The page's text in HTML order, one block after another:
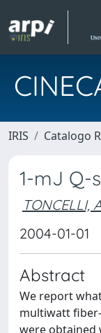
IRIS Catalogo
1-mJ Q-
TONCELLI,
2004-01-01
Abstract
We report
multiwatt
were obtained